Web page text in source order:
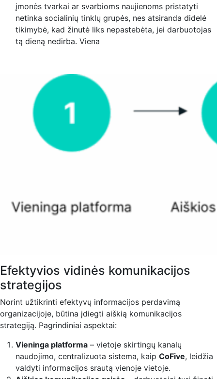
įmonės tvarkai ar svarbioms naujienoms pristatyti
netinka socialinių tinklų grupės, nes atsiranda didelė
tikimybė, kad žinutė liks nepastebėta, jei darbuotojas
tą dieną nedirba. Viena
Efektyvios vidinės komunikacijos
strategijos
Norint užtikrinti efektyvų informacijos perdavimą
organizacijoje, būtina įdiegti aiškią komunikacijos
strategiją. Pagrindiniai aspektai:
Vieninga platforma – vietoje skirtingų kanalų
naudojimo, centralizuota sistema, kaip CoFive, leidžia
valdyti informacijos srautą vienoje vietoje.